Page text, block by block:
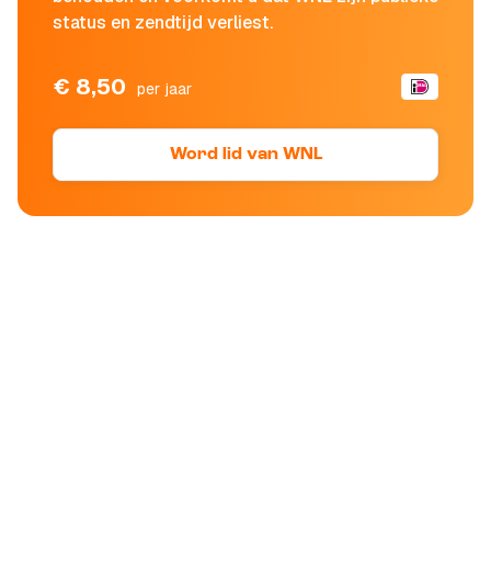
status en zendtijd verliest.
€ 8,50 per jaar
Word lid van WNL